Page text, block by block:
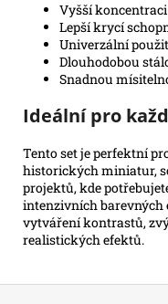
Vyšší
Lepší krycí
Univerzální
Dlouhodobou
Snadnou
Ideální pro
Tento set je perfektní
historických miniatur,
projektů, kde
intenzivních barevných
vytváření kontrastů,
realistických efektů.